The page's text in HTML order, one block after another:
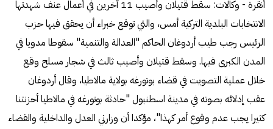
أنقرة - وكالات: سقط قتيلان وأصيب 11 آخرين في أعمال عنف شهدتها
الانتخابات البلدية التركية أمس، والتي توقع خبراء أن يحقق فيها حزب
الرئيس رجب طيب أردوغان الحاكم "العدالة والتنمية" سقوطا مدويا في
المدن الكبرى فيها. وسقط قتيلان وأصيب ثالث في شجار مسلح وقع
خلال عملية التصويت في قضاء بوتورغه بولاية مالاطيا، وقال أردوغان
عقب إدلائه بصوته في مدينة اسطنبول "حادثة بوتورغه في مالاطيا أحزنتنا
كثيرا يجب عدم وقوع أمر كهذا"، مؤكدا أن وزارتي العدل والداخلية والقضاء